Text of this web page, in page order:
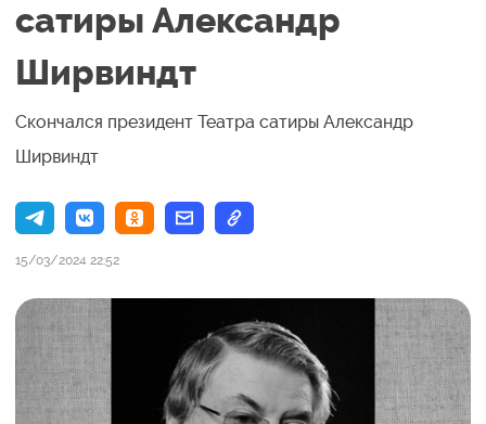
сатиры Александр
Ширвиндт
Скончался президент Театра сатиры Александр
Ширвиндт
15/03/2024 22:52